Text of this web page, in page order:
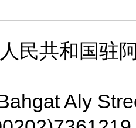
民共和国驻
Aly